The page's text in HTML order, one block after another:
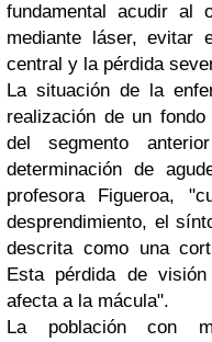
fundamental acudir al
mediante láser, evitar
central y la pérdida
La situación de la
realización de un
del segmento
determinación de
profesora Figueroa,
desprendimiento, el
descrita como una
Esta pérdida de
afecta a la mácula".
La población con